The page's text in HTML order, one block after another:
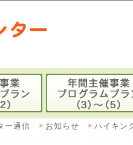
ハイキン
お知らせ
ー通信